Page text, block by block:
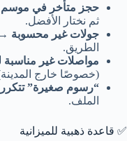
حجز متأخر في
ثم نختار الأفضل.
جولات غير محسوبة
الطريق.
مواصلات غير مناسبة
(خصوصًا خارج
“رسوم صغيرة” تتكرر
الملف.
✅ قاعدة ذهبية للميزانية